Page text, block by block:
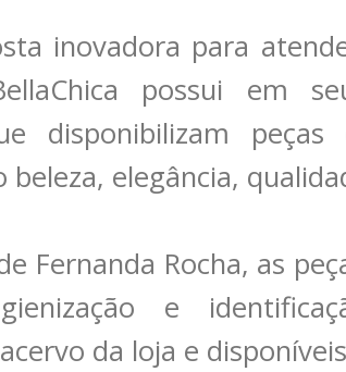
inovadora para
possui em
disponibilizam
beleza, elegância,
Fernanda Rocha, as
e
da loja e